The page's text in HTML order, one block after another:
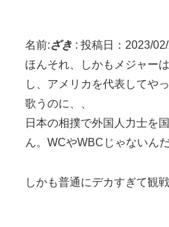
名前:ざき : 投稿日：2023/
ほんそれ、しかもメジャー
し、アメリカを代表してや
歌うのに、、
日本の相撲で外国人力士を
ん。WCやWBCじゃないんだ
しかも普通にデカすぎて観